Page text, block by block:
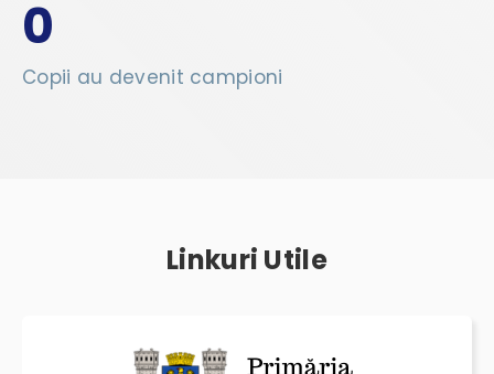
0
Copii au devenit campioni
Linkuri Utile